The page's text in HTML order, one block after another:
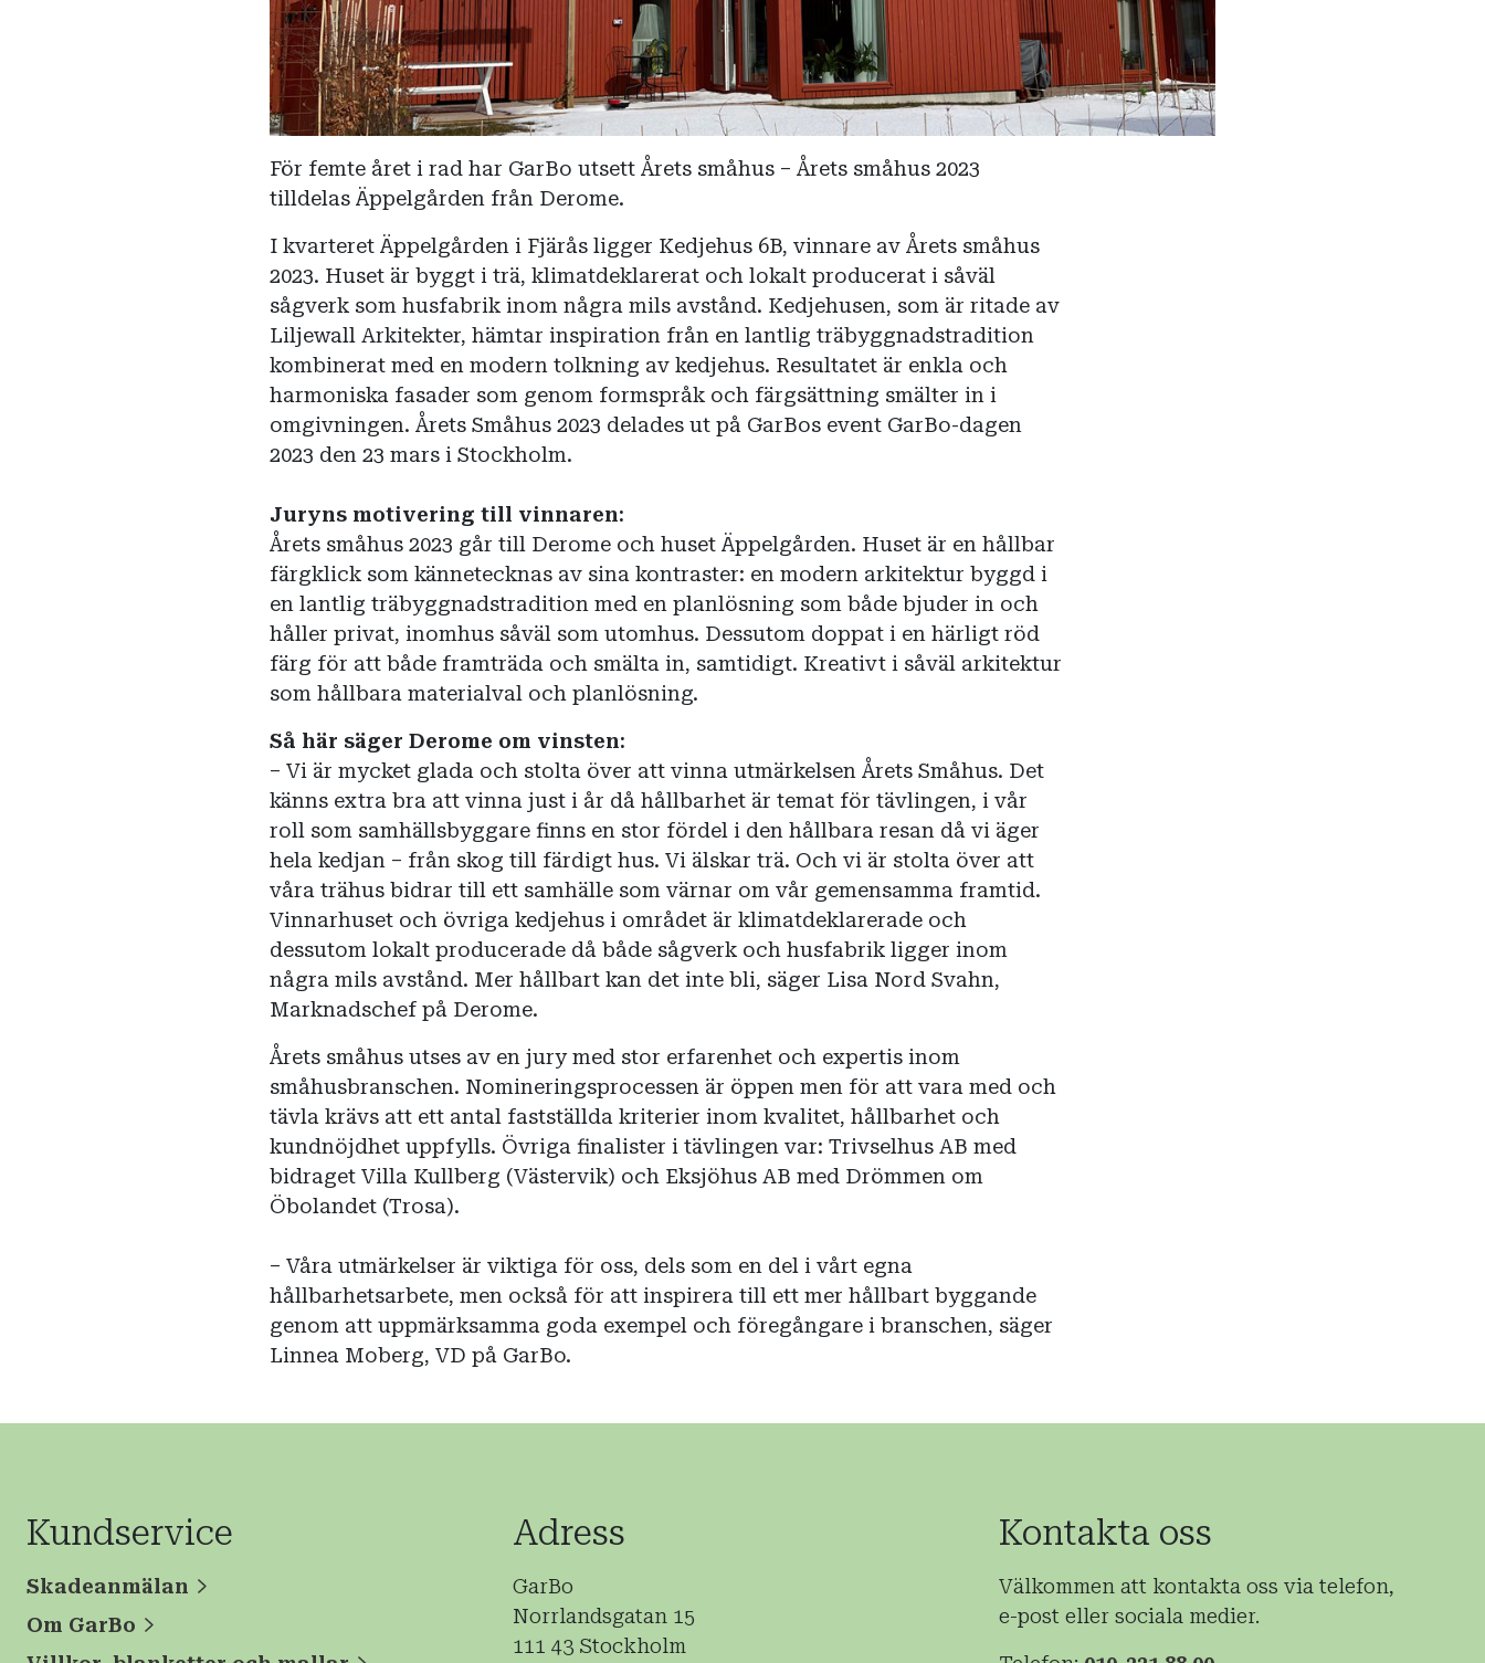
För femte året i rad har GarBo utsett Årets småhus – Årets småhus 2023
tilldelas Äppelgården från Derome.
I kvarteret Äppelgården i Fjärås ligger Kedjehus 6B, vinnare av Årets småhus
2023. Huset är byggt i trä, klimatdeklarerat och lokalt producerat i såväl
sågverk som husfabrik inom några mils avstånd. Kedjehusen, som är ritade av
Liljewall Arkitekter, hämtar inspiration från en lantlig träbyggnadstradition
kombinerat med en modern tolkning av kedjehus. Resultatet är enkla och
harmoniska fasader som genom formspråk och färgsättning smälter in i
omgivningen. Årets Småhus 2023 delades ut på GarBos event GarBo-dagen
2023 den 23 mars i Stockholm.
Juryns motivering till vinnaren:
Årets småhus 2023 går till Derome och huset Äppelgården. Huset är en hållbar
färgklick som kännetecknas av sina kontraster: en modern arkitektur byggd i
en lantlig träbyggnadstradition med en planlösning som både bjuder in och
håller privat, inomhus såväl som utomhus. Dessutom doppat i en härligt röd
färg för att både framträda och smälta in, samtidigt. Kreativt i såväl arkitektur
som hållbara materialval och planlösning.
Så här säger Derome om vinsten:
– Vi är mycket glada och stolta över att vinna utmärkelsen Årets Småhus. Det
känns extra bra att vinna just i år då hållbarhet är temat för tävlingen, i vår
roll som samhällsbyggare finns en stor fördel i den hållbara resan då vi äger
hela kedjan – från skog till färdigt hus. Vi älskar trä. Och vi är stolta över att
våra trähus bidrar till ett samhälle som värnar om vår gemensamma framtid.
Vinnarhuset och övriga kedjehus i området är klimatdeklarerade och
dessutom lokalt producerade då både sågverk och husfabrik ligger inom
några mils avstånd. Mer hållbart kan det inte bli, säger Lisa Nord Svahn,
Marknadschef på Derome.
Årets småhus utses av en jury med stor erfarenhet och expertis inom
småhusbranschen. Nomineringsprocessen är öppen men för att vara med och
tävla krävs att ett antal fastställda kriterier inom kvalitet, hållbarhet och
kundnöjdhet uppfylls. Övriga finalister i tävlingen var: Trivselhus AB med
bidraget Villa Kullberg (Västervik) och Eksjöhus AB med Drömmen om
Öbolandet (Trosa).
– Våra utmärkelser är viktiga för oss, dels som en del i vårt egna
hållbarhetsarbete, men också för att inspirera till ett mer hållbart byggande
genom att uppmärksamma goda exempel och föregångare i branschen, säger
Linnea Moberg, VD på GarBo.
Kundservice
Skadeanmälan
Om GarBo
Adress
GarBo
Norrlandsgatan 15
111 43 Stockholm
Kontakta oss
Välkommen att kontakta oss via telefon,
e-post eller sociala medier.